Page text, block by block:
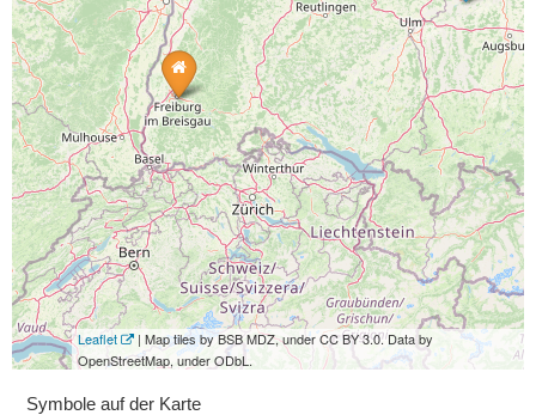
Leaflet
| Map tiles by BSB MDZ, under CC BY 3.0. Data by
OpenStreetMap, under ODbL.
Symbole auf der Karte